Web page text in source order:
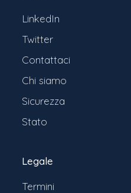
LinkedIn
Twitter
Contattaci
Chi siamo
Sicurezza
Stato
Legale
Termini